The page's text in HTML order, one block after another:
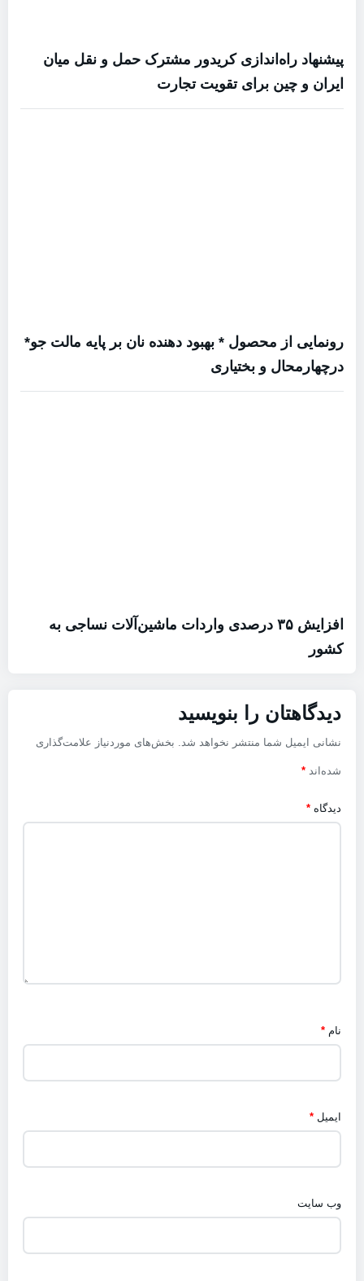
پیشنهاد راه‌اندازی کریدور مشترک حمل و نقل میان
ایران و چین برای تقویت تجارت
رونمایی از محصول * بهبود دهنده نان بر پایه مالت جو*
درچهارمحال و بختیاری
افزایش ۳۵ درصدی واردات ماشین‌آلات نساجی به
کشور
دیدگاهتان را بنویسید
نشانی ایمیل شما منتشر نخواهد شد. بخش‌های موردنیاز علامت‌گذاری
شده‌اند *
دیدگاه *
نام *
ایمیل *
وب‌ سایت